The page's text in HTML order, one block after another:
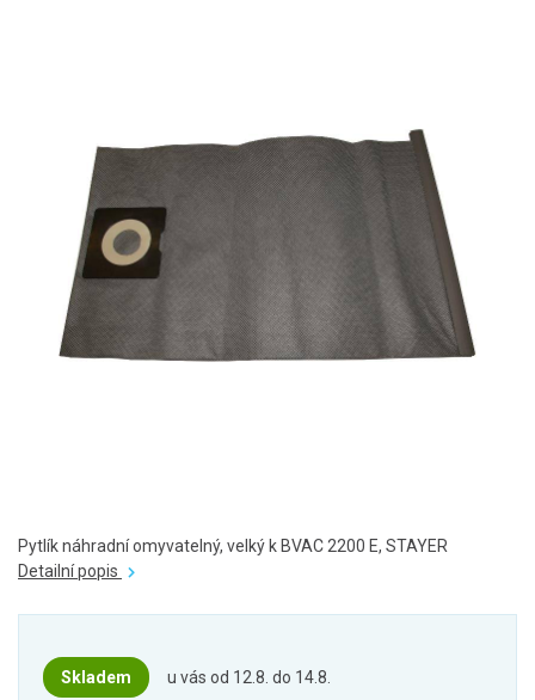
Pytlík náhradní omyvatelný, velký k BVAC 2200 E, STAYER
Detailní popis
Skladem u vás od 12.8. do 14.8.